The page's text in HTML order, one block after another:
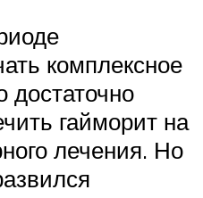
комплексное
достаточно
гайморит на
лечения. Но